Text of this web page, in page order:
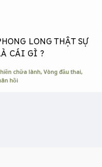
LONG THẬT SỰ
CÁI GÌ ?
chữa lành, Vòng đầu thai,
hồi